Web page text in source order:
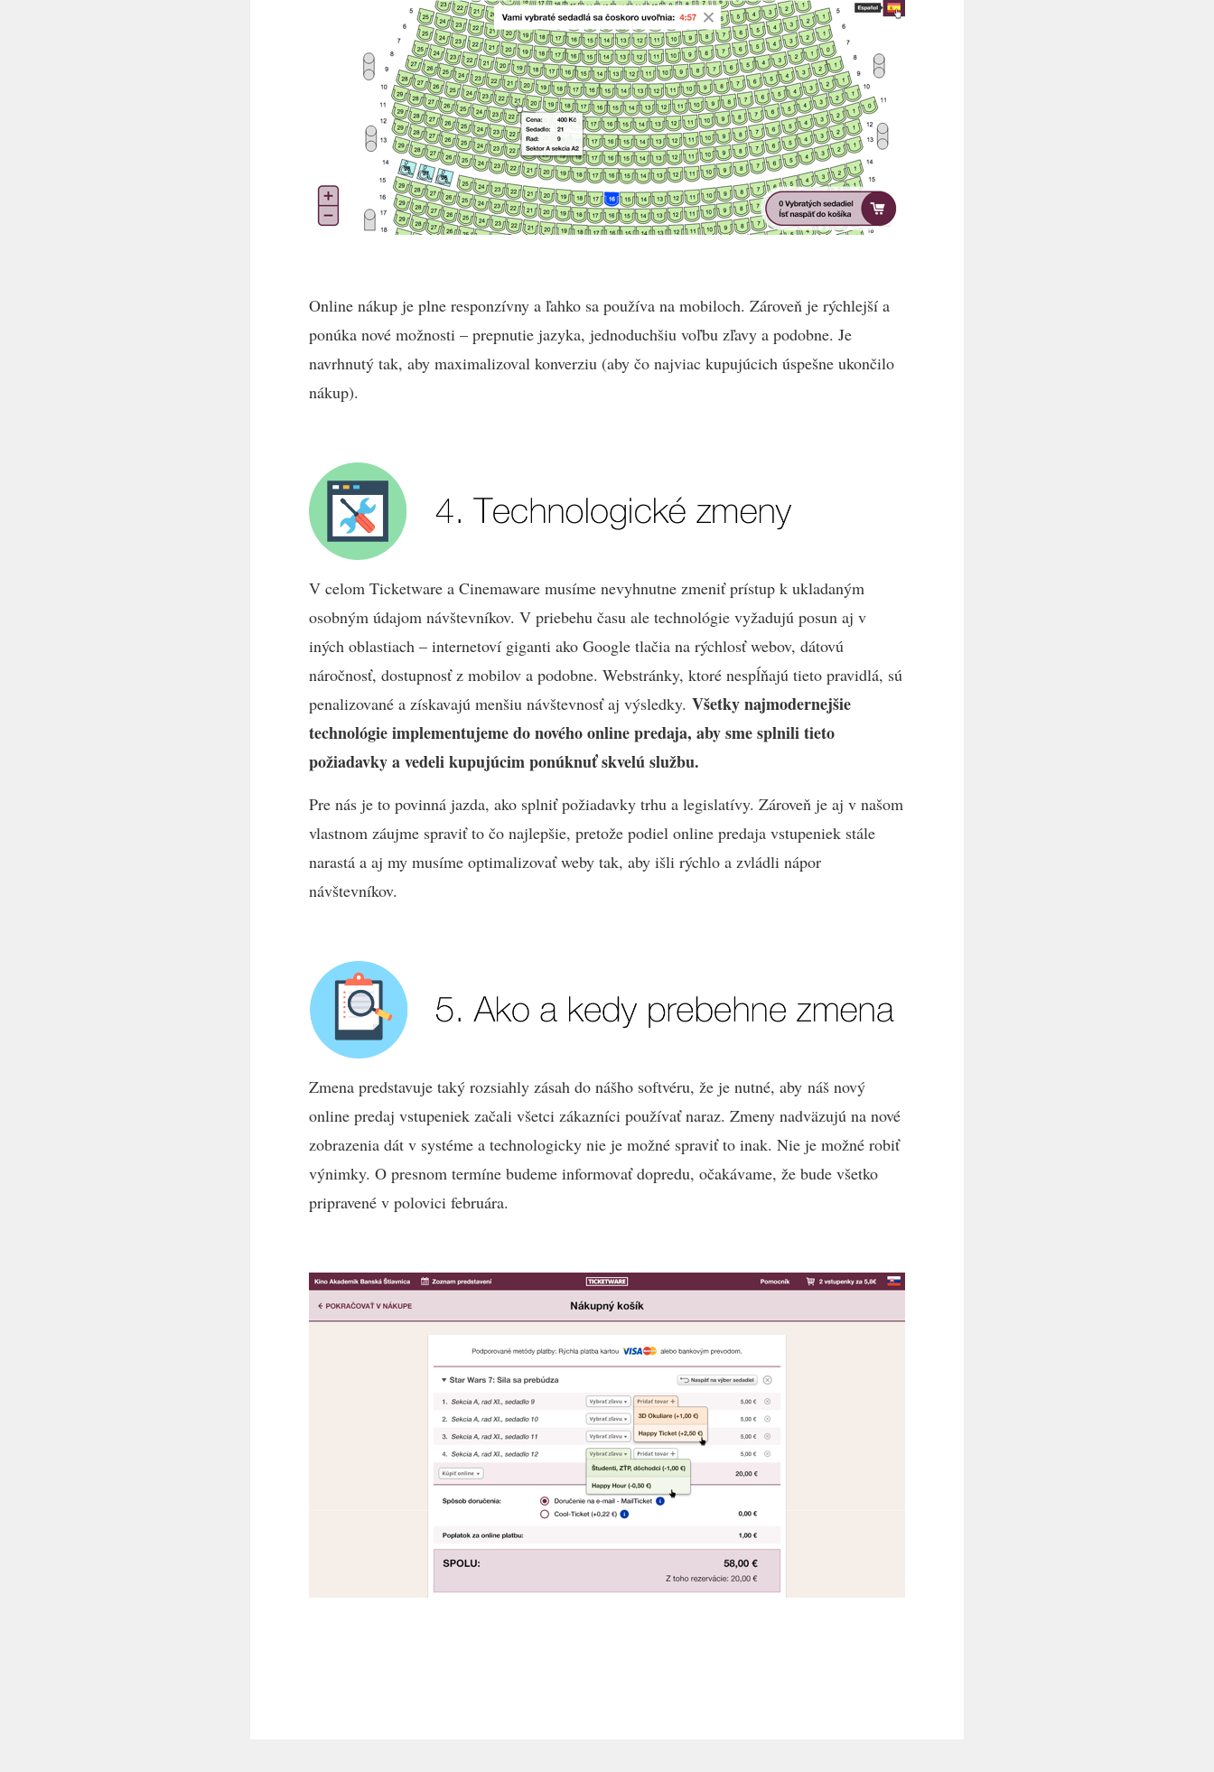
Online nákup je plne responzívny a ľahko sa používa na mobiloch. Zároveň je rýchlejší a
ponúka nové možnosti – prepnutie jazyka, jednoduchšiu voľbu zľavy a podobne. Je
navrhnutý tak, aby maximalizoval konverziu (aby čo najviac kupujúcich úspešne ukončilo
nákup).
V celom Ticketware a Cinemaware musíme nevyhnutne zmeniť prístup k ukladaným
osobným údajom návštevníkov. V priebehu času ale technológie vyžadujú posun aj v
iných oblastiach – internetoví giganti ako Google tlačia na rýchlosť webov, dátovú
náročnosť, dostupnosť z mobilov a podobne. Webstránky, ktoré nespĺňajú tieto pravidlá, sú
penalizované a získavajú menšiu návštevnosť aj výsledky. Všetky najmodernejšie
technológie implementujeme do nového online predaja, aby sme splnili tieto
požiadavky a vedeli kupujúcim ponúknuť skvelú službu.
Pre nás je to povinná jazda, ako splniť požiadavky trhu a legislatívy. Zároveň je aj v našom
vlastnom záujme spraviť to čo najlepšie, pretože podiel online predaja vstupeniek stále
narastá a aj my musíme optimalizovať weby tak, aby išli rýchlo a zvládli nápor
návštevníkov.
Zmena predstavuje taký rozsiahly zásah do nášho softvéru, že je nutné, aby náš nový
online predaj vstupeniek začali všetci zákazníci používať naraz. Zmeny nadväzujú na nové
zobrazenia dát v systéme a technologicky nie je možné spraviť to inak. Nie je možné robiť
výnimky. O presnom termíne budeme informovať dopredu, očakávame, že bude všetko
pripravené v polovici februára.